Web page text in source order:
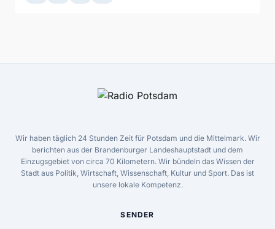
Wir haben täglich 24 Stunden Zeit für Potsdam und die Mittelmark. Wir
berichten aus der Brandenburger Landeshauptstadt und dem
Einzugsgebiet von circa 70 Kilometern. Wir bündeln das Wissen der
Stadt aus Politik, Wirtschaft, Wissenschaft, Kultur und Sport. Das ist
unsere lokale Kompetenz.
SENDER